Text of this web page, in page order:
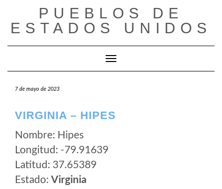
contenido
PUEBLOS DE
ESTADOS UNIDOS
Cambiar modo de navegación
7 de mayo de 2023
VIRGINIA – HIPES
Nombre: Hipes
Longitud: -79.91639
Latitud: 37.65389
Estado: Virginia